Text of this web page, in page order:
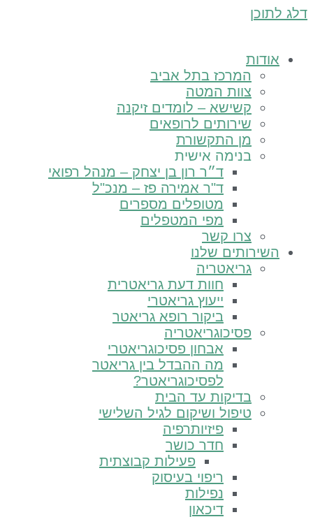
המרכז בתל אביב
צוות המטה
קשישא – לומדים זיקנה
שירותים לרופאים
מן התקשורת
בנימה אישית
ד״ר רון בן יצחק – מנהל רפואי
ד"ר אמירה פז – מנכ"ל
מטופלים מספרים
מפי המטפלים
צרו קשר
שלנו
גריאטריה
חוות דעת גריאטרית
ייעוץ גריאטרי
ביקור רופא גריאטר
פסיכוגריאטריה
אבחון פסיכוגריאטרי
מה ההבדל בין גריאטר
לפסיכוגריאטר?
בדיקות עד הבית
טיפול ושיקום לגיל השלישי
פיזיותרפיה
חדר כושר
פעילות קבוצתית
ריפוי בעיסוק
נפילות